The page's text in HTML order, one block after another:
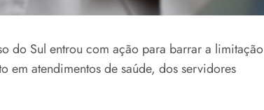
do Sul entrou com ação para barrar a limitação
em atendimentos de saúde, dos servidores